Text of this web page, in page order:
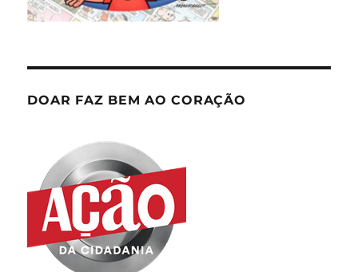
DOAR FAZ BEM AO CORAÇÃO